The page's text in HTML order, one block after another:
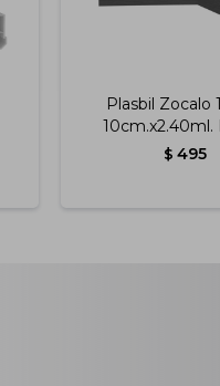
Plasbil Zocalo
10cm.x2.40ml.
$ 495